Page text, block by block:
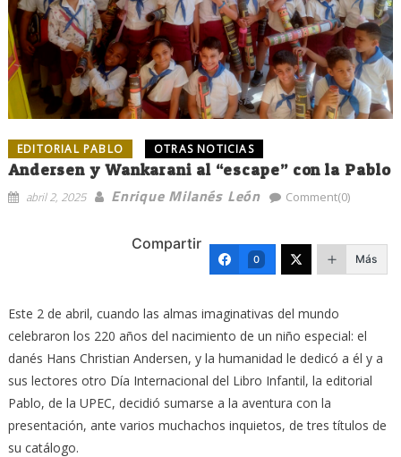
EDITORIAL PABLO OTRAS NOTICIAS
Andersen y Wankarani al “escape” con la Pablo
abril 2, 2025 Enrique Milanés León Comment(0)
Compartir
0 Más
Este 2 de abril, cuando las almas imaginativas del mundo
celebraron los 220 años del nacimiento de un niño especial: el
danés Hans Christian Andersen, y la humanidad le dedicó a él y a
sus lectores otro Día Internacional del Libro Infantil, la editorial
Pablo, de la UPEC, decidió sumarse a la aventura con la
presentación, ante varios muchachos inquietos, de tres títulos de
su catálogo.